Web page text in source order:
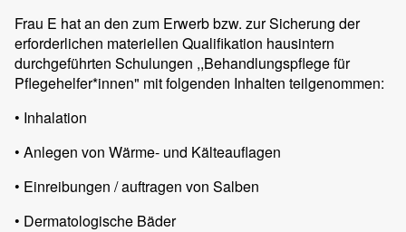
Frau E hat an den zum Erwerb bzw. zur Sicherung der
erforderlichen materiellen Qualifikation hausintern
durchgeführten Schulungen ,,Behandlungspflege für
Pflegehelfer*innen" mit folgenden Inhalten teilgenommen:
• Inhalation
• Anlegen von Wärme- und Kälteauflagen
• Einreibungen / auftragen von Salben
• Dermatologische Bäder